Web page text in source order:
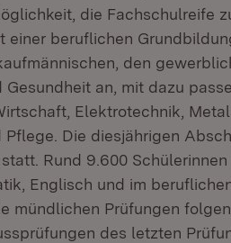
die Fachschulreife
beruflichen
den
an, mit dazu
Elektrotechnik,
Pflege. Die diesjährigen
Rund 9.600
Englisch und im
mündlichen Prüfungen
des letzten